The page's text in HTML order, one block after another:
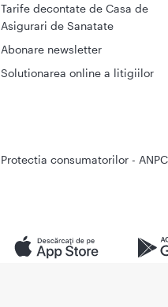
Tarife decontate de Casa de
Asigurari de Sanatate
Abonare newsletter
Solutionarea online a litigiilor
Protectia consumatorilor - ANPC